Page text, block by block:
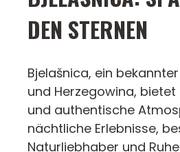
EN STERNEN
Bjelašnica, ein
und Herzegowina,
und authentische
nächtliche Erlebnisse,
Naturliebhaber und